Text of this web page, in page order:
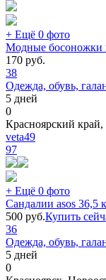
+ Ещё 0 фото
Модные босоножки
170 руб.
38
Одежда, обувь,
5 дней
0
Красноярский
veta49
97
+ Ещё 0 фото
Сандалии asos 36,5
500 руб.Купить
36
Одежда, обувь,
5 дней
0